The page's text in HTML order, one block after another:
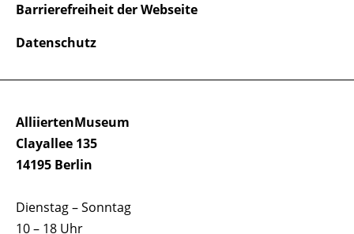
AlliiertenMuseum
Clayallee 135
14195 Berlin
Dienstag – Sonntag
10 – 18 Uhr
Barrierefreiheit der Webseite
Datenschutz